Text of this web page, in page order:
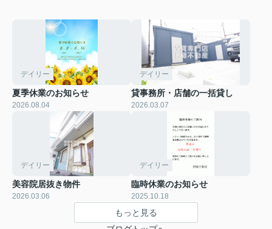
デイリー
夏季休業のお知らせ
2026.08.04
デイリー
貸事務所・店舗の一括貸し
2026.03.07
デイリー
美容院居抜き物件
2026.03.06
デイリー
臨時休業のお知らせ
2025.10.18
もっと見る